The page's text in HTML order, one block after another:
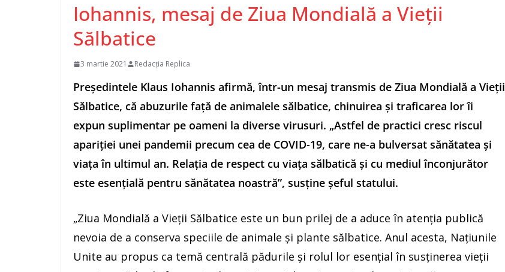
Iohannis, mesaj de Ziua Mondială a Vieţii
Sălbatice
3 martie 2021 Redacția Replica
Preşedintele Klaus Iohannis afirmă, într-un mesaj transmis de Ziua Mondială a Vieţii
Sălbatice, că abuzurile faţă de animalele sălbatice, chinuirea şi traficarea lor îi
expun suplimentar pe oameni la diverse virusuri. „Astfel de practici cresc riscul
apariţiei unei pandemii precum cea de COVID-19, care ne-a bulversat sănătatea şi
viaţa în ultimul an. Relaţia de respect cu viaţa sălbatică şi cu mediul înconjurător
este esenţială pentru sănătatea noastră”, susţine şeful statului.
„Ziua Mondială a Vieţii Sălbatice este un bun prilej de a aduce în atenţia publică
nevoia de a conserva speciile de animale şi plante sălbatice. Anul acesta, Naţiunile
Unite au propus ca temă centrală pădurile şi rolul lor esenţial în susţinerea vieţii